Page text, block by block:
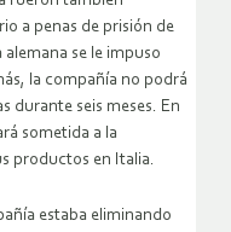
a penas de prisión de
se le impuso
la compañía no podrá
durante seis meses. En
sometida a la
productos en Italia.
estaba eliminando